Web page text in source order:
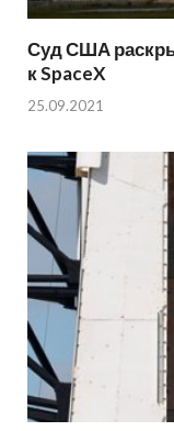
Суд США
к SpaceX
25.09.2021